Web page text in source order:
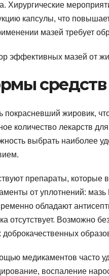
Хирургические
капсулы, что
мазей требует
средств
покрасневший жировик,
количество лекарств
выбрать наиболее
препараты, которые
от уплотнений:
обладают
отсутствует. Возможно
доброкачественных
медикаментов часто
воспаление